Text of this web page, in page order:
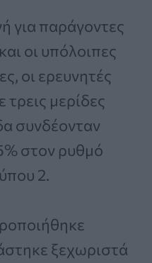
για παράγοντες
οι υπόλοιπες
οι ερευνητές
μερίδες
συνδέονταν
στον ρυθμό
2.
ξεχωριστά